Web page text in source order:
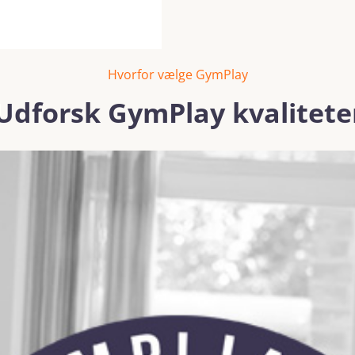
Hvorfor vælge GymPlay
GymPlay